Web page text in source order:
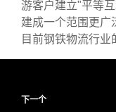
游客户建立"平等
建成一个范围更广
目前钢铁物流行业
下一个